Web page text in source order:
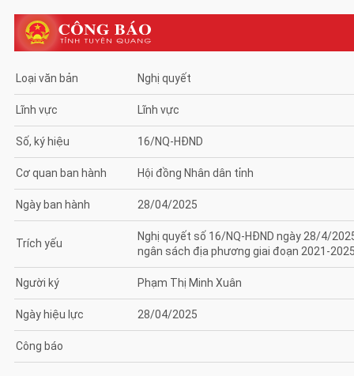
Loại văn bản Nghị quyết
Lĩnh vực Lĩnh vực
Số, ký hiệu 16/NQ-HĐND
Cơ quan ban hành Hội đồng Nhân dân tỉnh
Ngày ban hành 28/04/2025
Trích yếu
Nghị quyết số 16/NQ-HĐND ngày 28/4/
ngân sách địa phương giai đoạn 2021-
Người ký Phạm Thị Minh Xuân
Ngày hiệu lực 28/04/2025
Công báo